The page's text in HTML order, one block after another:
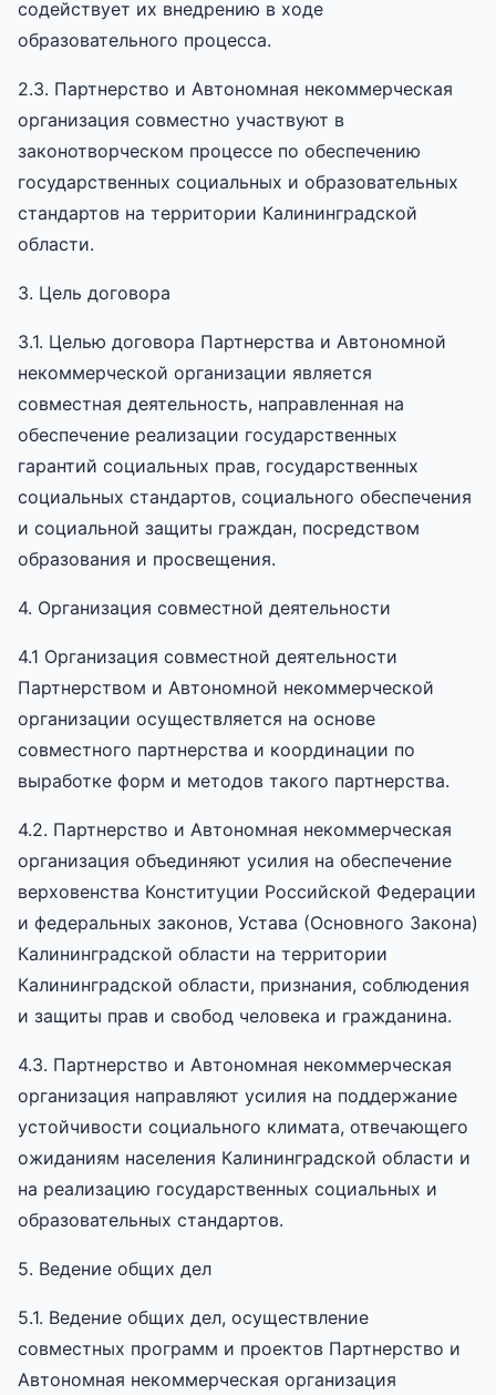
содействует их внедрению в ходе
образовательного процесса.
2.3. Партнерство и Автономная некоммерческая
организация совместно участвуют в
законотворческом процессе по обеспечению
государственных социальных и образовательных
стандартов на территории Калининградской
области.
3. Цель договора
3.1. Целью договора Партнерства и Автономной
некоммерческой организации является
совместная деятельность, направленная на
обеспечение реализации государственных
гарантий социальных прав, государственных
социальных стандартов, социального обеспечения
и социальной защиты граждан, посредством
образования и просвещения.
4. Организация совместной деятельности
4.1 Организация совместной деятельности
Партнерством и Автономной некоммерческой
организации осуществляется на основе
совместного партнерства и координации по
выработке форм и методов такого партнерства.
4.2. Партнерство и Автономная некоммерческая
организация объединяют усилия на обеспечение
верховенства Конституции Российской Федерации
и федеральных законов, Устава (Основного Закона)
Калининградской области на территории
Калининградской области, признания, соблюдения
и защиты прав и свобод человека и гражданина.
4.3. Партнерство и Автономная некоммерческая
организация направляют усилия на поддержание
устойчивости социального климата, отвечающего
ожиданиям населения Калининградской области и
на реализацию государственных социальных и
образовательных стандартов.
5. Ведение общих дел
5.1. Ведение общих дел, осуществление
совместных программ и проектов Партнерство и
Автономная некоммерческая организация